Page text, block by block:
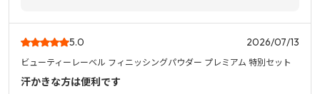
5.0 2026/07/13
ビューティーレーベル フィニッシングパウダー プレミアム 特別セット
汗かきな方は便利です